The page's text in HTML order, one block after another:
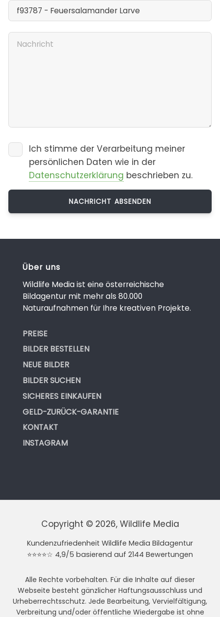
Ich stimme der Verarbeitung meiner
persönlichen Daten wie in der
Datenschutzerklärung beschrieben zu.
Über uns
Wildlife Media ist eine österreichische
Bildagentur mit mehr als 80.000
Naturaufnahmen für Ihre kreativen Projekte.
PREISE
BILDER BESTELLEN
NEUE BILDER
BILDER SUCHEN
SICHERES EINKAUFEN
GELD-ZURÜCK-GARANTIE
KONTAKT
INSTAGRAM
Copyright © 2026, Wildlife Media
Kundenzufriedenheit Wildlife Media Bildagentur
⭐⭐⭐⭐☆ 4,9/5 basierend auf 2144 Bewertungen
Alle Rechte vorbehalten. Für die Inhalte auf dieser
Webseite besteht gänzlicher Haftungsausschluss und
Urheberrechtsschutz. Jede Bearbeitung, Vervielfältigung,
Verbreitung und/oder öffentliche Wiedergabe ist ohne